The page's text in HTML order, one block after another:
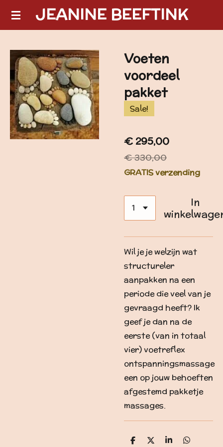
Ga
hoofdinhoud
JEANINE BEEFTINK
Voeten
voordeel
pakket
Sale!
€ 295,00
€ 330,00
GRATIS verzending
In
Wil je je welzijn wat
structureler
aanpakken na een
periode die veel van je
gevraagd heeft? Ik
geef je dan na de
eerste (van in totaal
vier) voetreflex
ontspanningsmassage
een op jouw behoeften
afgestemd pakketje
massages.
D
D
S
D